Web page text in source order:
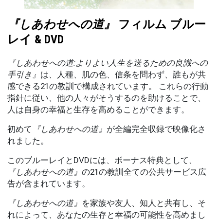
『しあわせへの道』
フィルム ブルー
レイ & DVD
『しあわせへの道:よりよい人生を送るための良識への
手引き』 は、人種、肌の色、信条を問わず、誰もが共
感できる21の教訓で構成されています。 これらの行動
指針に従い、他の人々がそうするのを助けることで、
人は自身の幸福と生存を高めることができます。
初めて 『しあわせへの道』 が全編完全収録で映像化さ
れました。
このブルーレイとDVDには、ボーナス特典として、
『しあわせへの道』 の21の教訓全ての公共サービス広
告が含まれています。
『しあわせへの道』 を家族や友人、知人と共有し、そ
れによって、あなたの生存と幸福の可能性を高めまし